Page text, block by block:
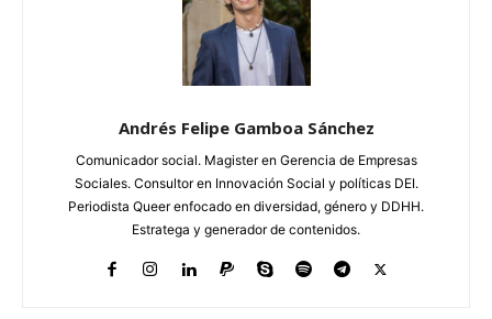
Andrés Felipe Gamboa Sánchez
Comunicador social. Magister en Gerencia de Empresas
Sociales. Consultor en Innovación Social y políticas DEI.
Periodista Queer enfocado en diversidad, género y DDHH.
Estratega y generador de contenidos.